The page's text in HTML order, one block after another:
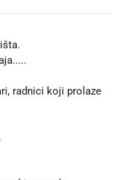
radnici koji prolaze